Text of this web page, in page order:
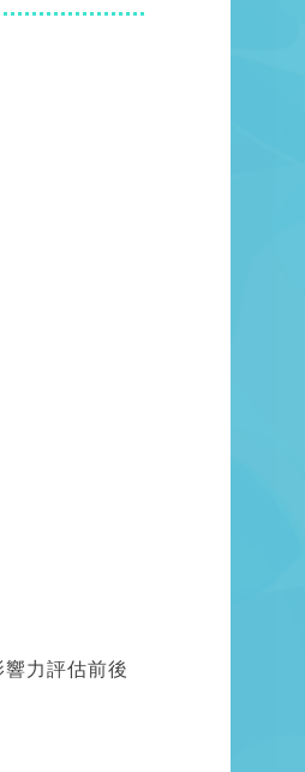
力評估前後